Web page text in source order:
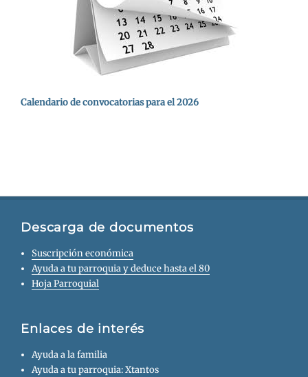
Calendario de convocatorias para el 2026
Descarga de documentos
Suscripción económica
Ayuda a tu parroquia y deduce hasta el 80
Hoja Parroquial
Enlaces de interés
Ayuda a la familia
Ayuda a tu parroquia: Xtantos